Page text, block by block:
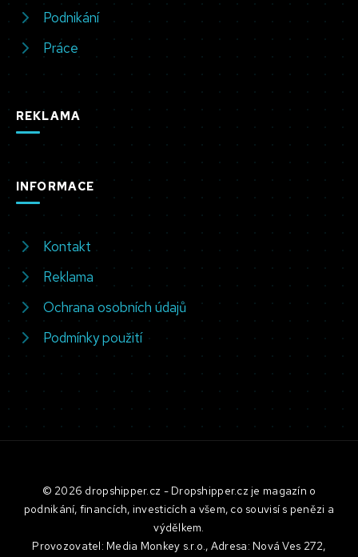
Podnikání
Práce
REKLAMA
INFORMACE
Kontakt
Reklama
Ochrana osobních údajů
Podmínky použití
© 2026 dropshipper.cz - Dropshipper.cz je magazín o
podnikání, financích, investicích a všem, co souvisí s penězi a
výdělkem.
Provozovatel: Media Monkey s.r.o., Adresa: Nová Ves 272,